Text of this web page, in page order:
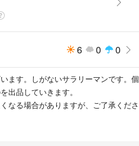
6 0 0
ます。しがないサラリーマンです。個
出品していきます。
なる場合がありますが、ご了承くださ